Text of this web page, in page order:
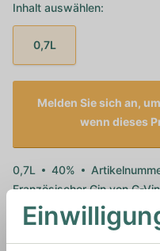
Inhalt auswählen:
0,7L
Melden Sie sich an,
wenn dieses
0,7L 40%
Französischer Gin vonG-